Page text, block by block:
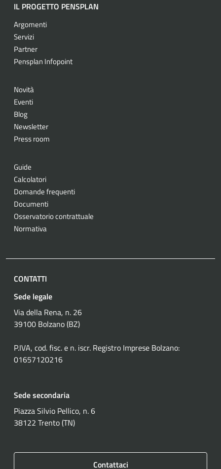
IL PROGETTO PENSPLAN
Argomenti
Servizi
Partner
Pensplan Infopoint
Novità
Eventi
Blog
Newsletter
Press room
Guide
Calcolatori
Domande frequenti
Documenti
Osservatorio contrattuale
Normativa
CONTATTI
Sede legale
Via della Rena, n. 26
39100 Bolzano (BZ)
P.IVA, cod. fisc. e n. iscr. Registro Imprese Bolzano:
01657120216
Sede secondaria
Piazza Silvio Pellico, n. 6
38122 Trento (TN)
Contattaci